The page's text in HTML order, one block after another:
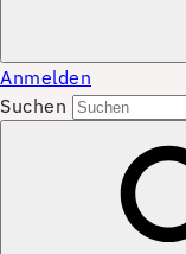
Anmelden
Suchen